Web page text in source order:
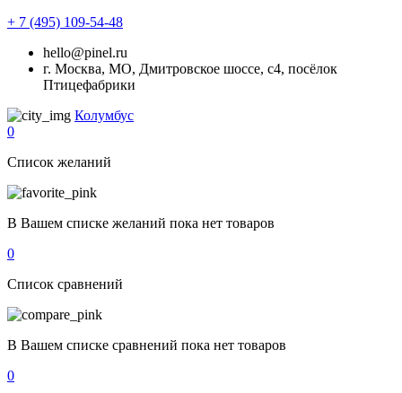
+ 7 (495) 109-54-48
hello@pinel.ru
г. Москва, МО, Дмитровское шоссе, с4, посёлок
Птицефабрики
Колумбус
0
Список желаний
В Вашем списке желаний пока нет товаров
0
Список сравнений
В Вашем списке сравнений пока нет товаров
0